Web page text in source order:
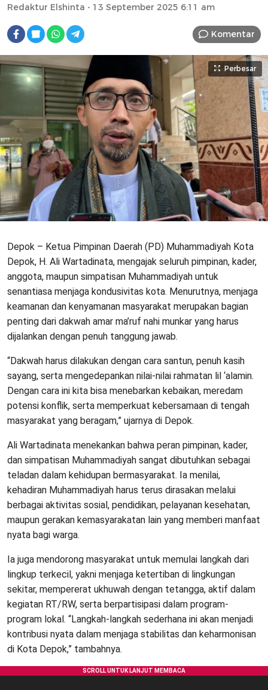
Redaktur Elshinta - 13 September 2025 6:11 am
Komentar
Perbesar
Depok – Ketua Pimpinan Daerah (PD) Muhammadiyah Kota
Depok, H. Ali Wartadinata, mengajak seluruh pimpinan, kader,
anggota, maupun simpatisan Muhammadiyah untuk
senantiasa menjaga kondusivitas kota. Menurutnya, menjaga
keamanan dan kenyamanan masyarakat merupakan bagian
penting dari dakwah amar ma’ruf nahi munkar yang harus
dijalankan dengan penuh tanggung jawab.
“Dakwah harus dilakukan dengan cara santun, penuh kasih
sayang, serta mengedepankan nilai-nilai rahmatan lil ‘alamin.
Dengan cara ini kita bisa menebarkan kebaikan, meredam
potensi konflik, serta memperkuat kebersamaan di tengah
masyarakat yang beragam,” ujarnya di Depok.
Ali Wartadinata menekankan bahwa peran pimpinan, kader,
dan simpatisan Muhammadiyah sangat dibutuhkan sebagai
teladan dalam kehidupan bermasyarakat. Ia menilai,
kehadiran Muhammadiyah harus terus dirasakan melalui
berbagai aktivitas sosial, pendidikan, pelayanan kesehatan,
maupun gerakan kemasyarakatan lain yang memberi manfaat
nyata bagi warga.
Ia juga mendorong masyarakat untuk memulai langkah dari
lingkup terkecil, yakni menjaga ketertiban di lingkungan
sekitar, mempererat ukhuwah dengan tetangga, aktif dalam
kegiatan RT/RW, serta berpartisipasi dalam program-
program lokal. “Langkah-langkah sederhana ini akan menjadi
kontribusi nyata dalam menjaga stabilitas dan keharmonisan
di Kota Depok,” tambahnya.